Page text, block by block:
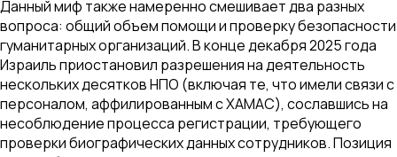
Данный миф также намеренно смешивает два разных
вопроса: общий объем помощи и проверку безопасности
гуманитарных организаций. В конце декабря 2025 года
Израиль приостановил разрешения на деятельность
нескольких десятков НПО (включая те, что имели связи с
персоналом, аффилированным с ХАМАС), сославшись на
несоблюдение процесса регистрации, требующего
проверки биографических данных сотрудников. Позиция